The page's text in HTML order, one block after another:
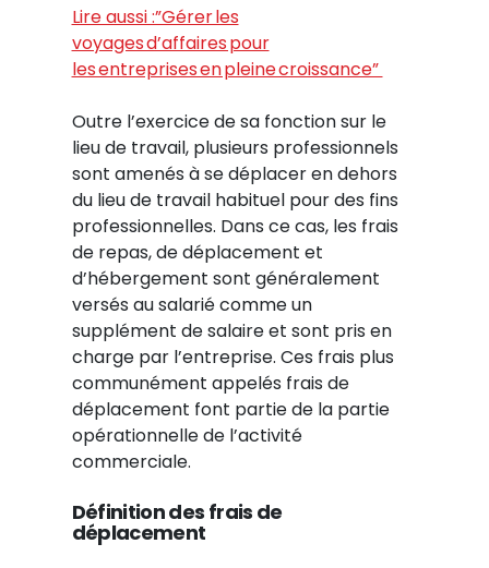
Lire aussi :”Gérer les
voyages d’affaires pour
les entreprises en pleine croissance”
Outre l’exercice de sa fonction sur le
lieu de travail, plusieurs professionnels
sont amenés à se déplacer en dehors
du lieu de travail habituel pour des fins
professionnelles. Dans ce cas, les frais
de repas, de déplacement et
d’hébergement sont généralement
versés au salarié comme un
supplément de salaire et sont pris en
charge par l’entreprise. Ces frais plus
communément appelés frais de
déplacement font partie de la partie
opérationnelle de l’activité
commerciale.
Définition des frais de
déplacement